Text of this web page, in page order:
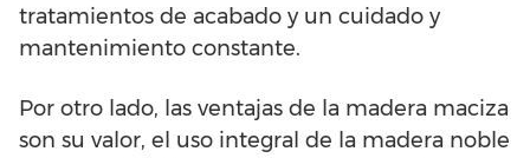
tratamientos de acabado y un cuidado y
mantenimiento constante.
Por otro lado, las ventajas de la madera maciza
son su valor, el uso integral de la madera noble